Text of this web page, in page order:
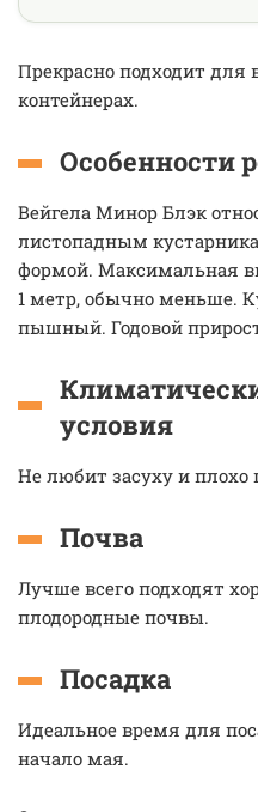
Прекрасно подходит
контейнерах.
Особенности
Вейгела Минор Блэк
листопадным
формой. Максимальная
1 метр, обычно меньше.
пышный. Годовой
Не любит засуху и плохо
Почва
Лучше всего подходят
плодородные почвы.
Посадка
Идеальное время для
начало мая.